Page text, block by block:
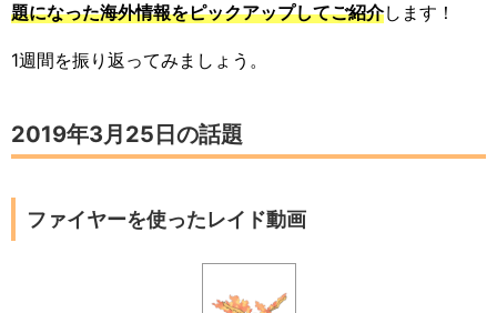
題になった海外情報をピックアップしてご紹介します！
1週間を振り返ってみましょう。
2019年3月25日の話題
ファイヤーを使ったレイド動画